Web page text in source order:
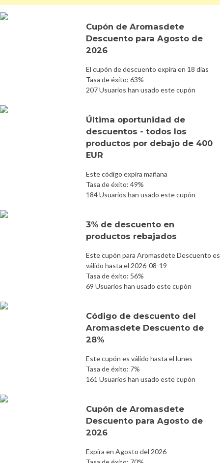
Cupón de Aromasdete
Descuento para Agosto de
2026
El cupón de descuento expira en 18 días
Tasa de éxito: 63%
207 Usuarios han usado este cupón
Última oportunidad de
descuentos - todos los
productos por debajo de 400
EUR
Este código expira mañana
Tasa de éxito: 49%
184 Usuarios han usado este cupón
3% de descuento en
productos rebajados
Este cupón para Aromasdete Descuento es
válido hasta el 2026-08-19
Tasa de éxito: 56%
69 Usuarios han usado este cupón
Código de descuento del
Aromasdete Descuento de
28%
Este cupón es válido hasta el lunes
Tasa de éxito: 7%
161 Usuarios han usado este cupón
Cupón de Aromasdete
Descuento para Agosto de
2026
Expira en Agosto del 2026